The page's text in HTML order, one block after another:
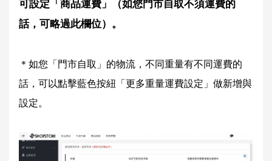
可設定「商品運費」（如您門市自取不須運費的
話，可略過此欄位）。
＊如您「門市自取」的物流，不同重量有不同運費的
話，可以點擊藍色按紐「更多重量運費設定」做新增與
設定。